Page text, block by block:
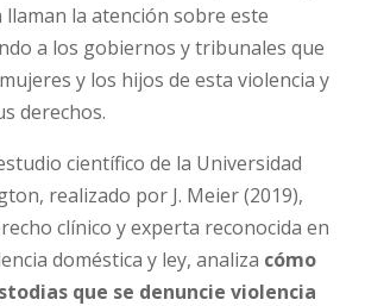
la atención sobre este
a los gobiernos y tribunales que
y los hijos de esta violencia y
derechos.
científico de la Universidad
realizado por J. Meier (2019),
clínico y experta reconocida en
doméstica y ley, analiza cómo
que se denuncie violencia